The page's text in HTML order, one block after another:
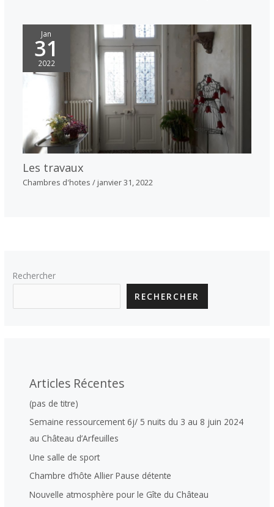
Jan
31
2022
Les travaux
Chambres d'hotes / janvier 31, 2022
Rechercher
RECHERCHER
Articles Récentes
(pas de titre)
Semaine ressourcement 6j/ 5 nuits du 3 au 8 juin 2024
au Château d’Arfeuilles
Une salle de sport
Chambre d’hôte Allier Pause détente
Nouvelle atmosphère pour le Gîte du Château